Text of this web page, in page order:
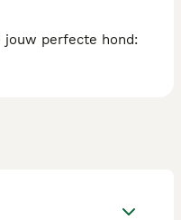
jouw perfecte hond: